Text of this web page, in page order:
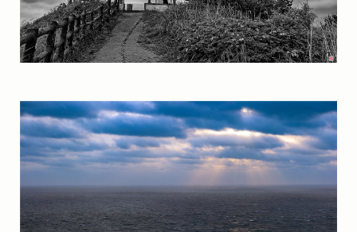
스넵(3825)
풍경(2217)
인물(201)
크로즈업(1140)
故최규동(7)
가족(606)
친구(267)
사진전시회
(24)
동창(184)
졸업50(57)
기타(94)